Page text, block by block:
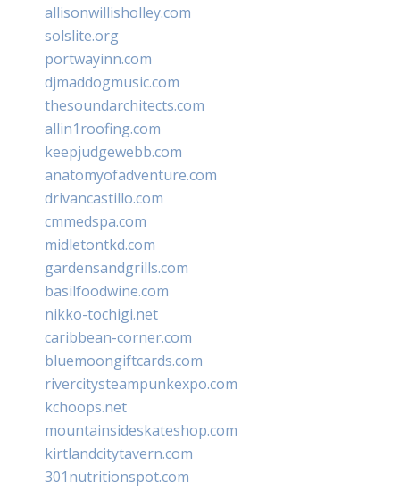
allisonwillisholley.com
solslite.org
portwayinn.com
djmaddogmusic.com
thesoundarchitects.com
allin1roofing.com
keepjudgewebb.com
anatomyofadventure.com
drivancastillo.com
cmmedspa.com
midletontkd.com
gardensandgrills.com
basilfoodwine.com
nikko-tochigi.net
caribbean-corner.com
bluemoongiftcards.com
rivercitysteampunkexpo.com
kchoops.net
mountainsideskateshop.com
kirtlandcitytavern.com
301nutritionspot.com